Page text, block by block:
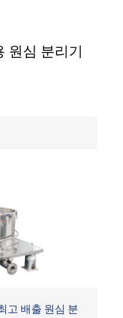
원심 분리기
고 배출 원심 분